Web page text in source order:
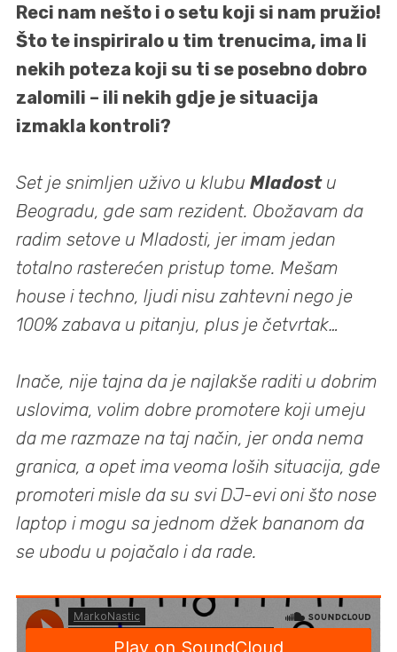
Reci nam nešto i o setu koji si nam pružio!
Što te inspiriralo u tim trenucima, ima li
nekih poteza koji su ti se posebno dobro
zalomili – ili nekih gdje je situacija
izmakla kontroli?
Set je snimljen uživo u klubu Mladostu
Beogradu, gde sam rezident. Obožavam da
radim setove u Mladosti, jer imam jedan
totalno rasterećen pristup tome. Mešam
house i techno, ljudi nisu zahtevni nego je
100% zabava u pitanju, plus je četvrtak…
Inače, nije tajna da je najlakše raditi u dobrim
uslovima, volim dobre promotere koji umeju
da me razmaze na taj način, jer onda nema
granica, a opet ima veoma loših situacija, gde
promoteri misle da su svi DJ-evi oni što nose
laptop i mogu sa jednom džek bananom da
se ubodu u pojačalo i da rade.